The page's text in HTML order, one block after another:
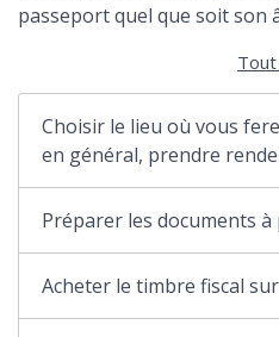
passeport quel que soit son
Choisir le lieu où vous
en général, prendre
Préparer les documents
Acheter le timbre fiscal